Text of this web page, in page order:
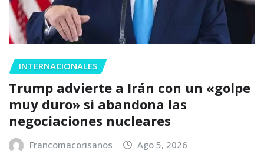
INTERNACIONALES
Trump advierte a Irán con un «golpe
muy duro» si abandona las
negociaciones nucleares
Francomacorisanos Ago 5, 2026